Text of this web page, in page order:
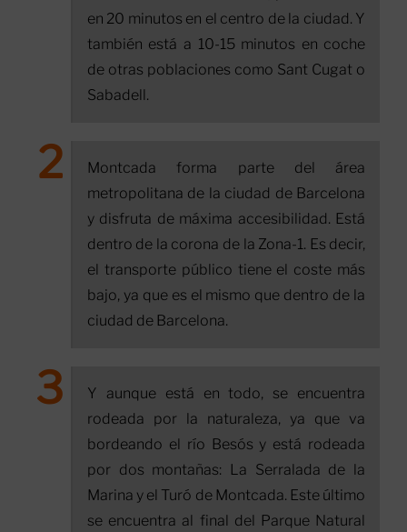
en 20 minutos en el centro de la ciudad. Y
también está a 10-15 minutos en coche
de otras poblaciones como Sant Cugat o
Sabadell.
Montcada forma parte del área
metropolitana de la ciudad de Barcelona
y disfruta de máxima accesibilidad. Está
dentro de la corona de la Zona-1. Es decir,
el transporte público tiene el coste más
bajo, ya que es el mismo que dentro de la
ciudad de Barcelona.
Y aunque está en todo, se encuentra
rodeada por la naturaleza, ya que va
bordeando el río Besós y está rodeada
por dos montañas: La Serralada de la
Marina y el Turó de Montcada. Este último
se encuentra al final del Parque Natural